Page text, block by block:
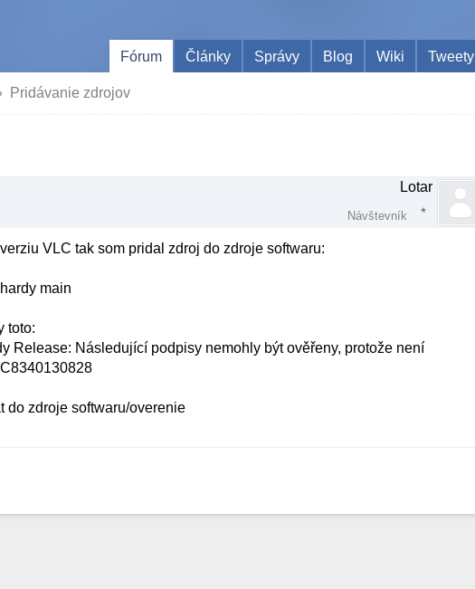
Fórum
Články Správy Blog Wiki Tweety
Pridávanie zdrojov
Lotar
Návštevník
VLC tak som pridal zdroj do zdroje softwaru:
main
toto:
Release: Následující podpisy nemohly být ověřeny, protože není
do zdroje softwaru/overenie